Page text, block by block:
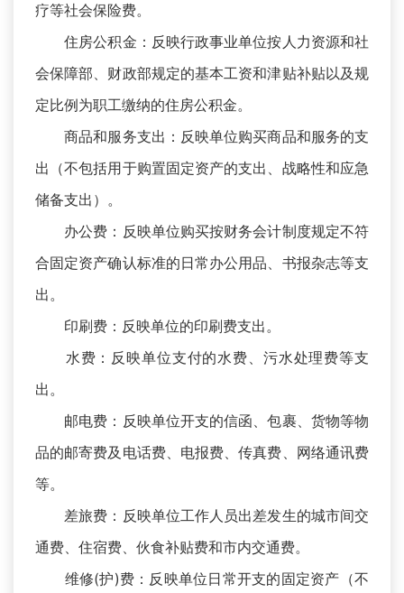
疗等社会保险费。
住房公积金：反映行政事业单位按人力资源和社
会保障部、财政部规定的基本工资和津贴补贴以及规
定比例为职工缴纳的住房公积金。
商品和服务支出：反映单位购买商品和服务的支
出（不包括用于购置固定资产的支出、战略性和应急
储备支出）。
办公费：反映单位购买按财务会计制度规定不符
合固定资产确认标准的日常办公用品、书报杂志等支
出。
印刷费：反映单位的印刷费支出。
水费：反映单位支付的水费、污水处理费等支
出。
邮电费：反映单位开支的信函、包裹、货物等物
品的邮寄费及电话费、电报费、传真费、网络通讯费
等。
差旅费：反映单位工作人员出差发生的城市间交
通费、住宿费、伙食补贴费和市内交通费。
维修(护)费：反映单位日常开支的固定资产（不